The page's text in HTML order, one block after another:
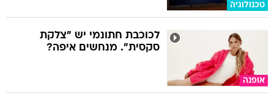
טכנולוגיה
אופנה
לכוכבת חתונמי יש "צלקת
סקסית". מנחשים איפה?